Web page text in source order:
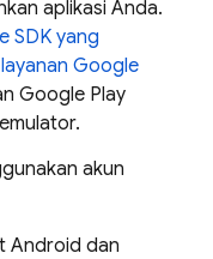
aplikasi Anda.
SDK yang
Google
Google Play
akun
Android dan